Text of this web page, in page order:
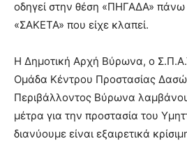
οδηγεί στην θέση «ΠΗΓΑΔΑ»
«ΣΑΚΕΤΑ» που είχε κλαπεί.
Η Δημοτική Αρχή Βύρωνα, ο
Ομάδα Κέντρου Προστασίας
Περιβάλλοντος Βύρωνα
μέτρα για την προστασία του
διανύουμε είναι εξαιρετικά